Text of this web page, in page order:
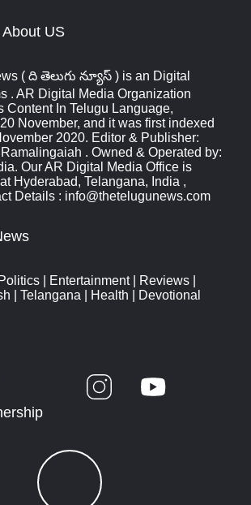
US
( ది తెలుగు న్యూస్‌ ) is an Digital
. AR Digital Media Organization
Content In Telugu Language,
November, and it was first indexed
2020. Editor & Publisher:
. Owned & Operated by:
Our AR Digital Media Office is
Hyderabad, Telangana, India ,
Details : info@thetelugunews.com
Politics Entertainment| Reviews
Telangana Health Devotional